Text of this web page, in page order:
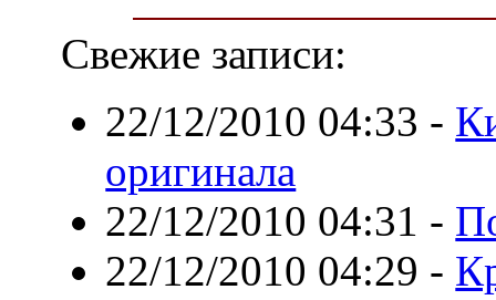
Свежие записи:
22/12/2010 04:33 -
оригинала
22/12/2010 04:31 -
22/12/2010 04:29 -